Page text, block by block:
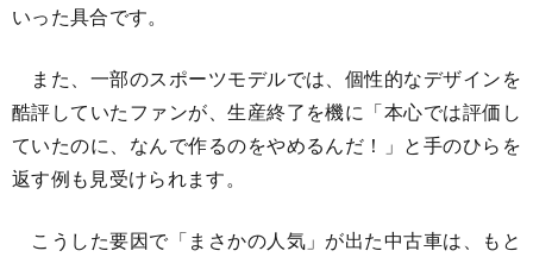
いった具合です。
また、一部のスポーツモデルでは、個性的なデザインを
酷評していたファンが、生産終了を機に「本心では評価し
ていたのに、なんで作るのをやめるんだ！」と手のひらを
返す例も見受けられます。
こうした要因で「まさかの人気」が出た中古車は、もと